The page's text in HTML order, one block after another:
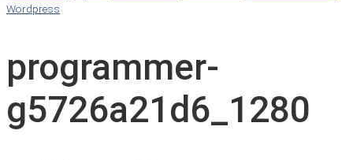
Wordpress
programmer-
g5726a21d6_1280